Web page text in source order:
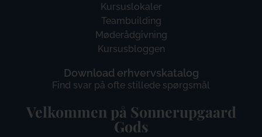
Velkommen på Sonnerupgaard
Gods​
Kursuslokaler
Teambuilding
Møderådgivning
Kursusbloggen
Download erhvervskatalog
Find svar på ofte stillede spørgsmål